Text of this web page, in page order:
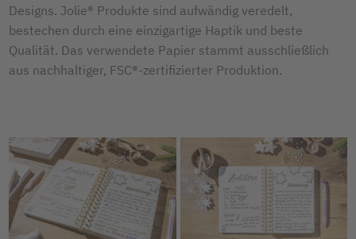
Designs. Jolie® Produkte sind aufwändig veredelt,
bestechen durch eine einzigartige Haptik und beste
Qualität. Das verwendete Papier stammt ausschließlich
aus nachhaltiger, FSC®-zertifizierter Produktion.